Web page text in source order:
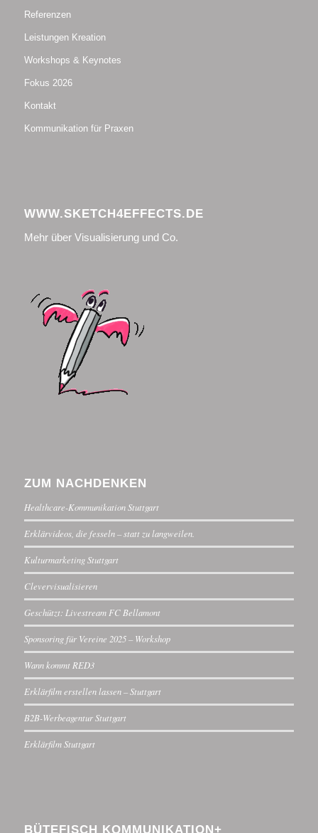
Referenzen
Leistungen Kreation
Workshops & Keynotes
Fokus 2026
Kontakt
Kommunikation für Praxen
WWW.SKETCH4EFFECTS.DE
Mehr über Visualisierung und Co.
ZUM NACHDENKEN
Healthcare-Kommunikation Stuttgart
Erklärvideos, die fesseln – statt zu langweilen.
Kulturmarketing Stuttgart
Clevervisualisieren
Geschützt: Livestream FC Bellamont
Sponsoring für Vereine 2025 – Workshop
Wann kommt RED3
Erklärfilm erstellen lassen – Stuttgart
B2B-Werbeagentur Stuttgart
Erklärfilm Stuttgart
BÜTEFISCH KOMMUNIKATION+